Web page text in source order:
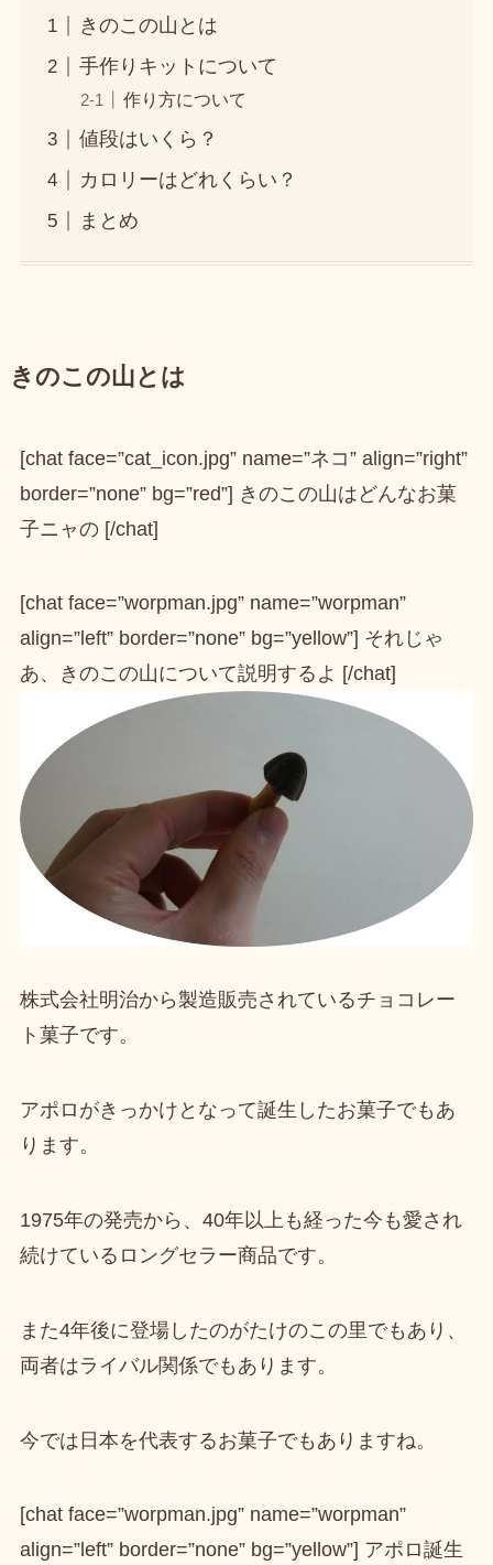
きのこの山とは
手作りキットについて
作り方について
値段はいくら？
カロリーはどれくらい？
まとめ
きのこの山とは
[chat face=”cat_icon.jpg” name=”ネコ” align=”right”
border=”none” bg=”red”] きのこの山はどんなお菓
子ニャの [/chat]
[chat face=”worpman.jpg” name=”worpman”
align=”left” border=”none” bg=”yellow”] それじゃ
あ、きのこの山について説明するよ [/chat]
株式会社明治から製造販売されているチョコレー
ト菓子です。
アポロがきっかけとなって誕生したお菓子でもあ
ります。
1975年の発売から、40年以上も経った今も愛され
続けているロングセラー商品です。
また4年後に登場したのがたけのこの里でもあり、
両者はライバル関係でもあります。
今では日本を代表するお菓子でもありますね。
[chat face=”worpman.jpg” name=”worpman”
align=”left” border=”none” bg=”yellow”] アポロ誕生